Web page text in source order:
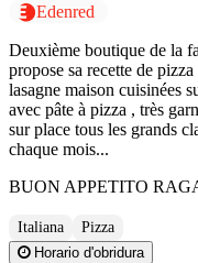
Edenred
Deuxième boutique de la
propose sa recette de
lasagne maison cuisinées
avec pâte à pizza , très
sur place tous les grands
chaque mois...
BUON APPETITO
Italiana
Pizza
Horario d'obridura